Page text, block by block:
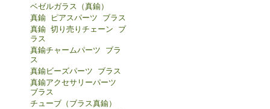
ベゼルガラス（真鍮）
真鍮 ピアスパーツ ブラス
真鍮 切り売りチェーン ブ
ラス
真鍮チャームパーツ ブラ
ス
真鍮ビーズパーツ ブラス
真鍮アクセサリーパーツ
ブラス
チューブ（ブラス真鍮）